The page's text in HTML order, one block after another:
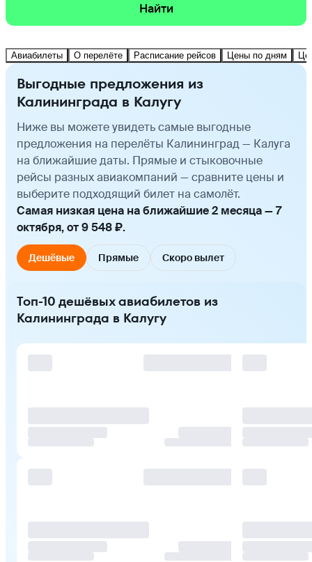
Найти
Авиабилеты О перелёте Расписание рейсов Цены по дням
Выгодные предложения из
Калининграда в Калугу
Ниже вы можете увидеть самые выгодные
предложения на перелёты Калининград — Калуга
на ближайшие даты. Прямые и стыковочные
рейсы разных авиакомпаний — сравните цены и
выберите подходящий билет на самолёт.
Самая низкая цена на ближайшие 2 месяца — 7
октября, от 9 548 ₽.
Дешёвые Прямые Скоро вылет
Топ-10 дешёвых авиабилетов из
Калининграда в Калугу